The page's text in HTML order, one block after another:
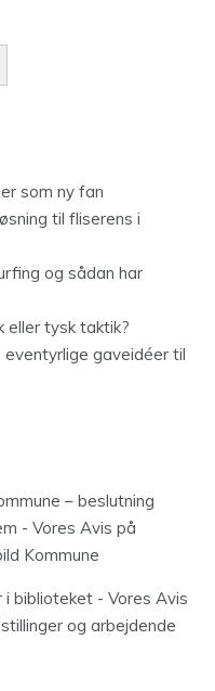
som ny fan
til fliserens i
og sådan har
eller tysk taktik?
gaveidéer til
– beslutning
- Vores Avis på
Kommune
biblioteket - Vores Avis
og arbejdende